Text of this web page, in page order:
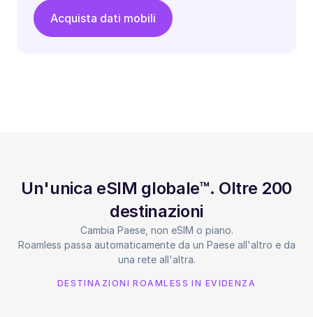
Acquista dati mobili
Un'unica eSIM globale™. Oltre 200
destinazioni
Cambia Paese, non eSIM o piano.
Roamless passa automaticamente da un Paese all'altro e da
una rete all'altra.
DESTINAZIONI ROAMLESS IN EVIDENZA